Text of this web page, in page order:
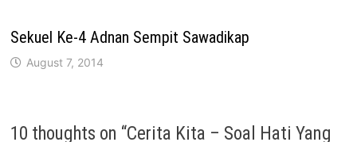
Sekuel Ke-4 Adnan Sempit Sawadikap
August 7, 2014
10 thoughts on “Cerita Kita – Soal Hati Yang